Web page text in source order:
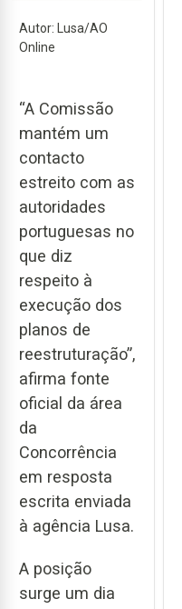
Autor: Lusa/AO
Online
“A Comissão
mantém um
contacto
estreito com as
autoridades
portuguesas no
que diz
respeito à
execução dos
planos de
reestruturação”,
afirma fonte
oficial da área
da
Concorrência
em resposta
escrita enviada
à agência Lusa.
A posição
surge um dia